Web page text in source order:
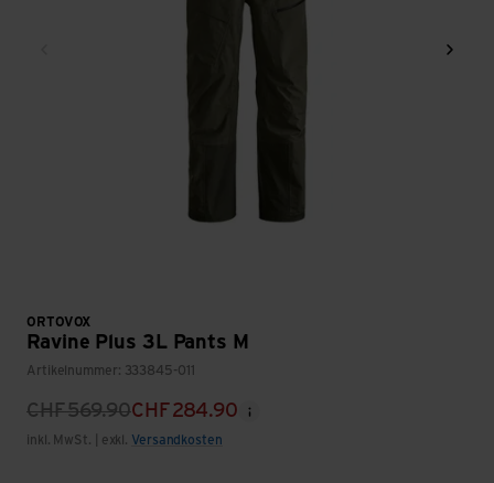
ORTOVOX
Ravine Plus 3L Pants M
Artikelnummer: 333845-011
CHF569.90CHF284.90
inkl. MwSt. | exkl. Versandkosten